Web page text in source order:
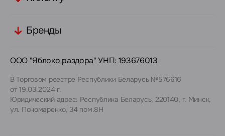
Бренды
ООО "Яблоко раздора" УНП: 193676013
В Торговом реестре Республики Беларусь №576616
от 19.03.2024 г.
Юридический адрес: Республика Беларусь, 220140, г. Минск,
ул. Пономаренко, 34 пом.8Н